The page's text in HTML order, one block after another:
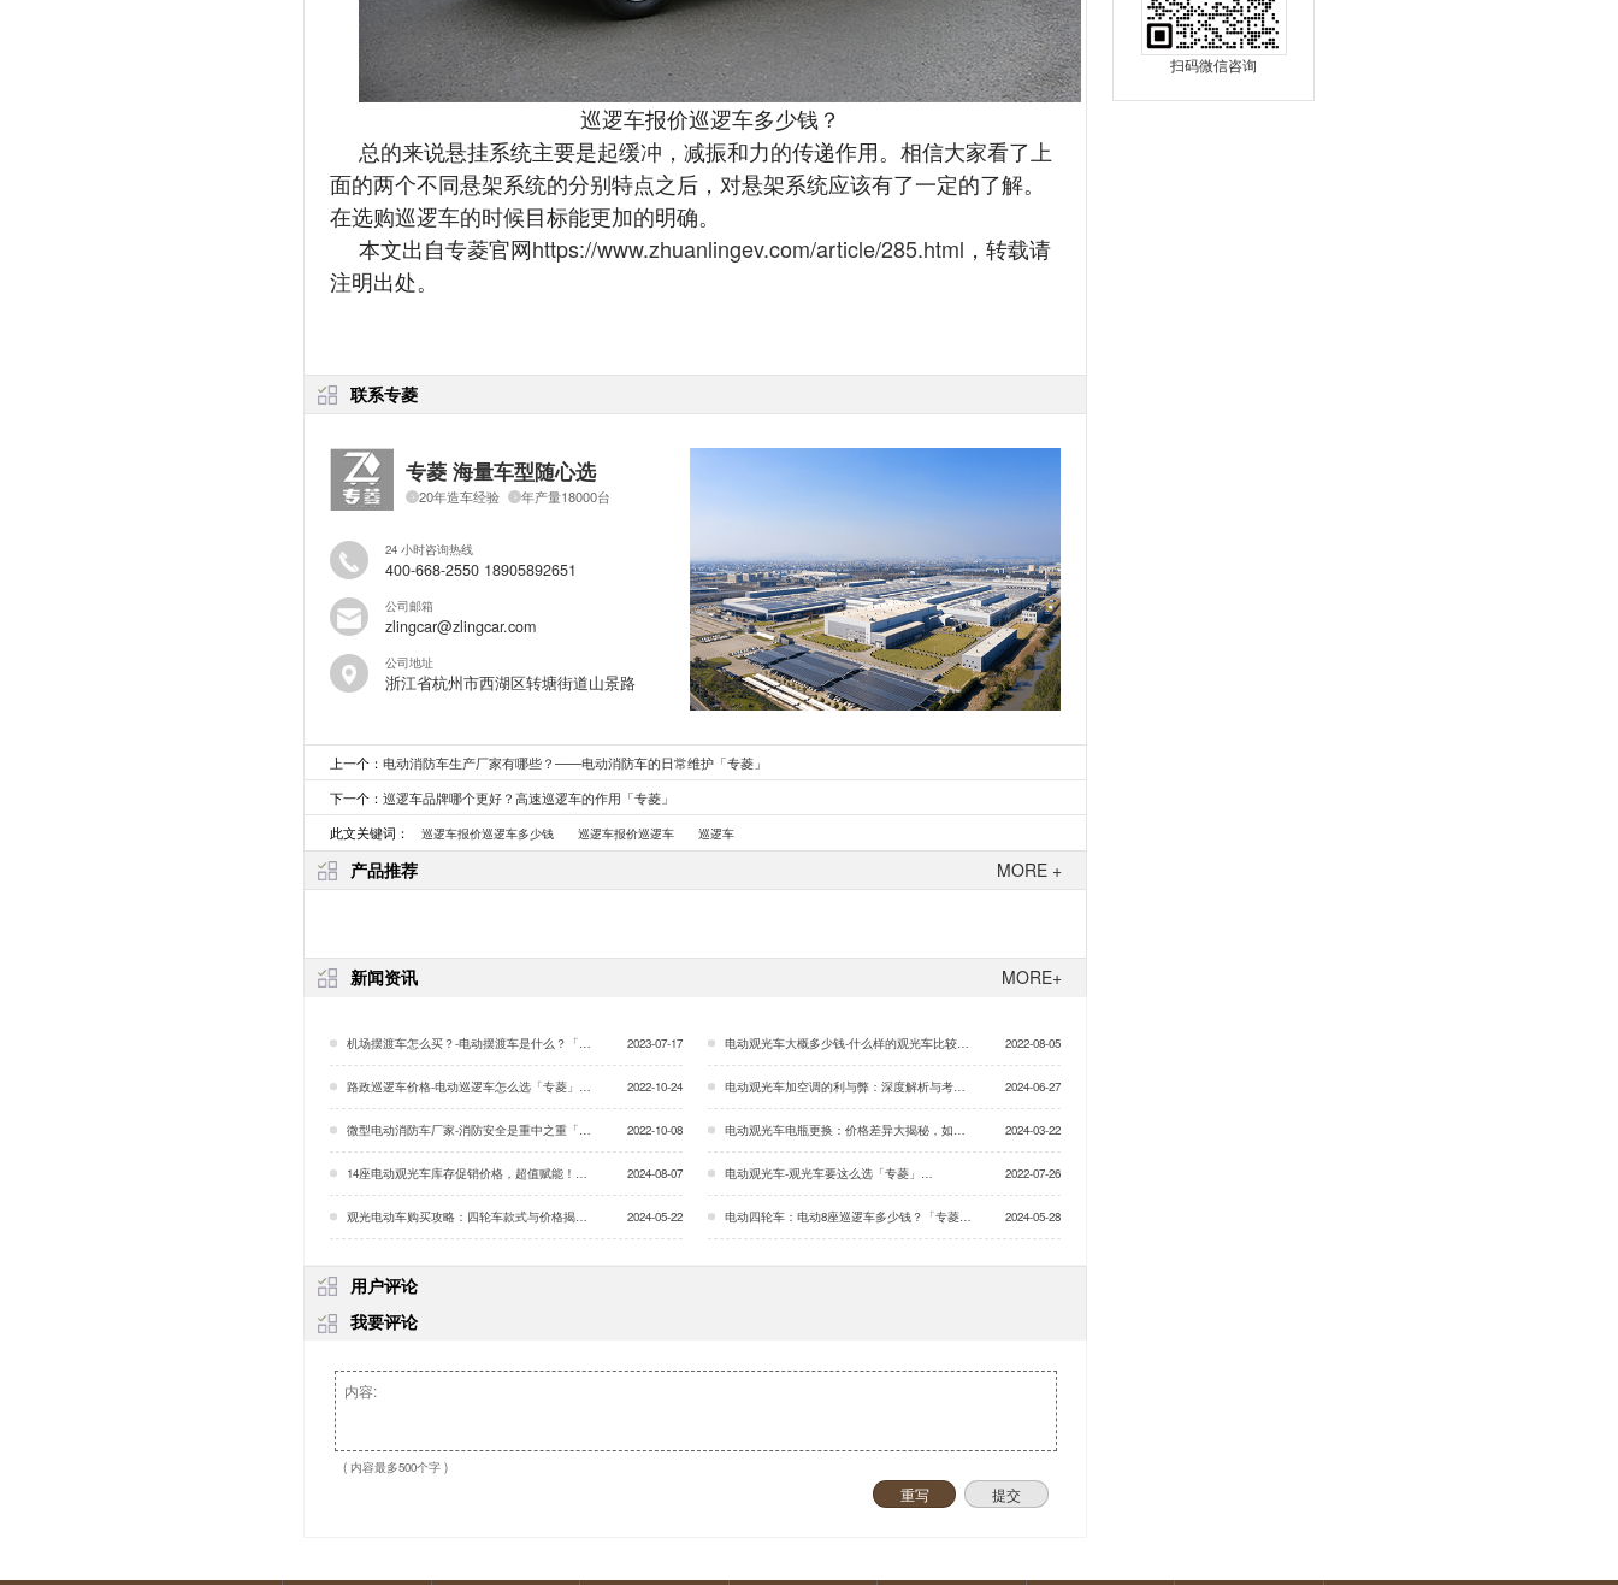
巡逻车报价巡逻车多少钱？
总的来说悬挂系统主要是起缓冲，减振和力的传递作用。相信大家看了上
面的两个不同悬架系统的分别特点之后，对悬架系统应该有了一定的了解。
在选购巡逻车的时候目标能更加的明确。
本文出自专菱官网 https://www.zhuanlingev.com/article/285.html ，转载请
注明出处。
联系专菱
专菱 海量车型随心选
20年造车经验 年产量18000台
24 小时咨询热线
400-668-2550 18905892651
公司邮箱
zlingcar@zlingcar.com
公司地址
浙江省杭州市西湖区转塘街道山景路
上一个： 电动消防车生产厂家有哪些？——电动消防车的日常维护「专菱」
下一个： 巡逻车品牌哪个更好？高速巡逻车的作用「专菱」
此文关键词：
巡逻车报价巡逻车多少钱 巡逻车报价巡逻车 巡逻车
产品推荐 MORE +
新闻资讯 MORE+
机场摆渡车怎么买？-电动摆渡车是什么？「专菱」… 2023-07-17 电动观光车大概多少钱-什么样的观光车比较好「专菱」… 2022-08-05
路政巡逻车价格-电动巡逻车怎么选「专菱」… 2022-10-24 电动观光车加空调的利与弊：深度解析与考量「专菱」… 2024-06-27
微型电动消防车厂家-消防安全是重中之重「专菱」… 2022-10-08 电动观光车电瓶更换：价格差异大揭秘，如何选对高性价比之选？「专菱」… 2024-03-22
14座电动观光车库存促销价格，超值赋能！「专菱」… 2024-08-07 电动观光车-观光车要这么选「专菱」… 2022-07-26
观光电动车购买攻略：四轮车款式与价格揭秘「专菱」… 2024-05-22 电动四轮车：电动8座巡逻车多少钱？「专菱」… 2024-05-28
用户评论
我要评论
( 内容最多500个字 )
重写 提交
扫码微信咨询